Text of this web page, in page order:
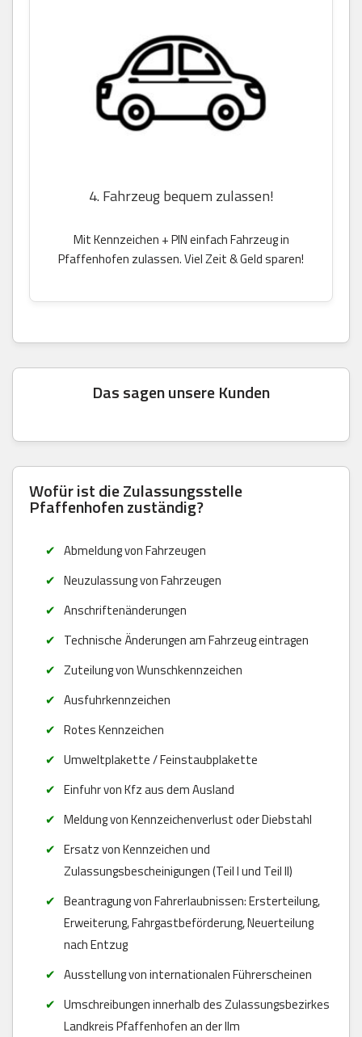
4. Fahrzeug bequem zulassen!
Mit Kennzeichen + PIN einfach Fahrzeug in
Pfaffenhofen zulassen. Viel Zeit & Geld sparen!
Das sagen unsere Kunden
Wofür ist die Zulassungsstelle
Pfaffenhofen zuständig?
Abmeldung von Fahrzeugen
Neuzulassung von Fahrzeugen
Anschriftenänderungen
Technische Änderungen am Fahrzeug eintragen
Zuteilung von Wunschkennzeichen
Ausfuhrkennzeichen
Rotes Kennzeichen
Umweltplakette / Feinstaubplakette
Einfuhr von Kfz aus dem Ausland
Meldung von Kennzeichenverlust oder Diebstahl
Ersatz von Kennzeichen und
Zulassungsbescheinigungen (Teil I und Teil II)
Beantragung von Fahrerlaubnissen: Ersterteilung,
Erweiterung, Fahrgastbeförderung, Neuerteilung
nach Entzug
Ausstellung von internationalen Führerscheinen
Umschreibungen innerhalb des Zulassungsbezirkes
Landkreis Pfaffenhofen an der Ilm